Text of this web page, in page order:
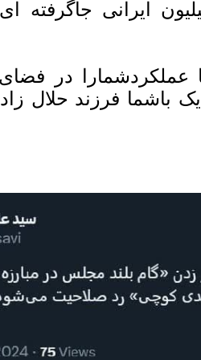
واگاه باش در قلب 80میلیون
عملکردشمارا در
باشما فرزند حلال